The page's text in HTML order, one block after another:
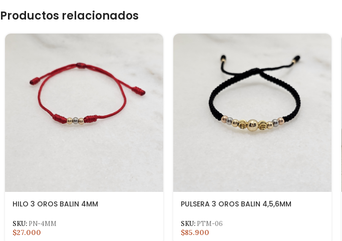
Productos relacionados
HILO 3 OROS BALIN 4MM
SKU: PN-4MM
$27.000
PULSERA 3 OROS BALIN 4,5,6MM
SKU: PTM-06
$85.900